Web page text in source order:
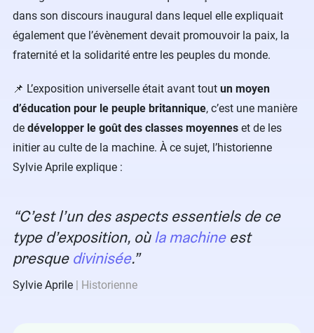
dans son discours inaugural dans lequel elle expliquait
également que l’évènement devait promouvoir la paix, la
fraternité et la solidarité entre les peuples du monde.
📌 L’exposition universelle était avant tout un moyen
d’éducation pour le peuple britannique, c’est une manière
de développer le goût des classes moyennes et de les
initier au culte de la machine. À ce sujet, l’historienne
Sylvie Aprile explique :
C’est l’un des aspects essentiels de ce
type d’exposition, oùla machineest
presque divinisée.
Sylvie Aprile Historienne